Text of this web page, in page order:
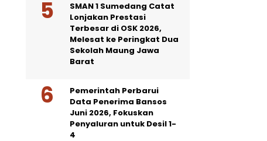
SMAN 1 Sumedang Catat
Lonjakan Prestasi
Terbesar di OSK 2026,
Melesat ke Peringkat Dua
Sekolah Maung Jawa
Barat
Pemerintah Perbarui
Data Penerima Bansos
Juni 2026, Fokuskan
Penyaluran untuk Desil 1-
4